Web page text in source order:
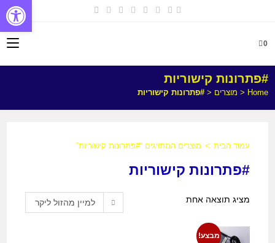
0
#פתרונות קישוריות
Home
< מוצרים <#פתרונות קישוריות
עמוד הבית > מוצרים המתויגים “#פתרונות קישוריות”
#פתרונות קישוריות
מציג תוצאה אחת למיין מהזול ליקר
מבצע!